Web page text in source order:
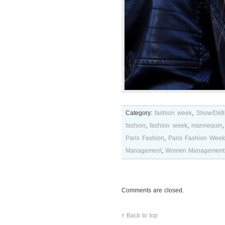
Category:fashion week, Show/
fashion,fashion week, mannequin,
Paris Fashion, Paris Fashion Week
Management, Women
Comments are closed.
↑ Back to top